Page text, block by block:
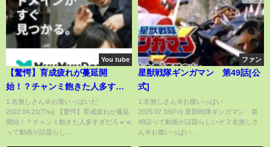
You tube
【驚愕】育成疲れが蔓延開
始！？チャンミ飽きた人多すぎ
だろｗｗ
1:名無しさん＠お腹いっぱいだ
2022.04.21(Thu) 【驚愕】育成疲れが蔓延
開始！？チャンミ飽きた人多すぎだろｗｗ
って動画が話題らし...
ファン
星獣戦隊ギンガマン 第49話[公
式]
1:名無しさん＠お腹いっぱい
2025.07.18(Fri) 星獣戦隊ギンガマン 第
49話って動画が話題らしいぞ 2:名無しさ
ん＠お腹いっぱい...